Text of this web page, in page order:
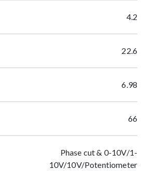
4.2
22.6
6.98
66
Phase cut & 0-10V/1-
10V/10V/Potentiometer